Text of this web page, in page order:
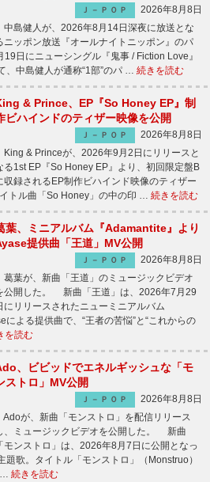
Ｊ－ＰＯＰ
2026年8月8日
中島健人が、2026年8月14日深夜に放送とな
ニッポン放送『オールナイトニッポン』のパ
日にニューシングル『鬼事 / Fiction Love』
、中島健人が通称“1部”のパ … 続きを読む
& Prince、EP『So Honey EP』制
ビハインドのティザー映像を公開
Ｊ－ＰＯＰ
2026年8月8日
King & Princeが、2026年9月2日にリリースと
る1st EP『So Honey EP』より、初回限定盤B
収録されるEP制作ビハインド映像のティザー
トル曲「So Honey」の中の印 … 続きを読む
葉、ミニアルバム『Adamantite』より
提供曲「王道」MV公開
Ｊ－ＰＯＰ
2026年8月8日
葛葉が、新曲「王道」のミュージックビデオ
公開した。 新曲「王道」は、2026年7月29
にリリースされたニューミニアルバム
による提供曲で、“王者の苦悩”と“これからの
を読む
、ビビッドでエネルギッシュな「モ
ストロ」MV公開
Ｊ－ＰＯＰ
2026年8月8日
Adoが、新曲「モンストロ」を配信リリース
、ミュージックビデオを公開した。 新曲
「モンストロ」は、2026年8月7日に公開となっ
歌。タイトル「モンストロ」（Monstruo）
… 続きを読む